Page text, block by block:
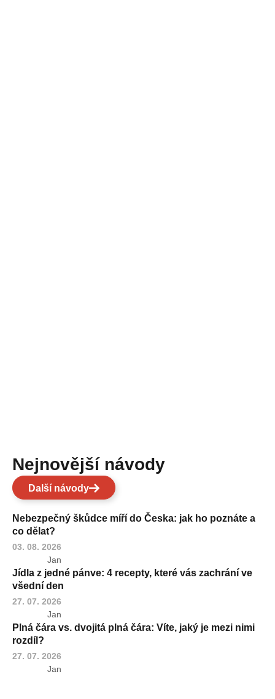
Nejnovější návody
Další návody
Nebezpečný škůdce míří do Česka: jak ho poznáte a
co dělat?
03. 08. 2026
Jan
Jídla z jedné pánve: 4 recepty, které vás zachrání ve
všední den
27. 07. 2026
Jan
Plná čára vs. dvojitá plná čára: Víte, jaký je mezi nimi
rozdíl?
27. 07. 2026
Jan